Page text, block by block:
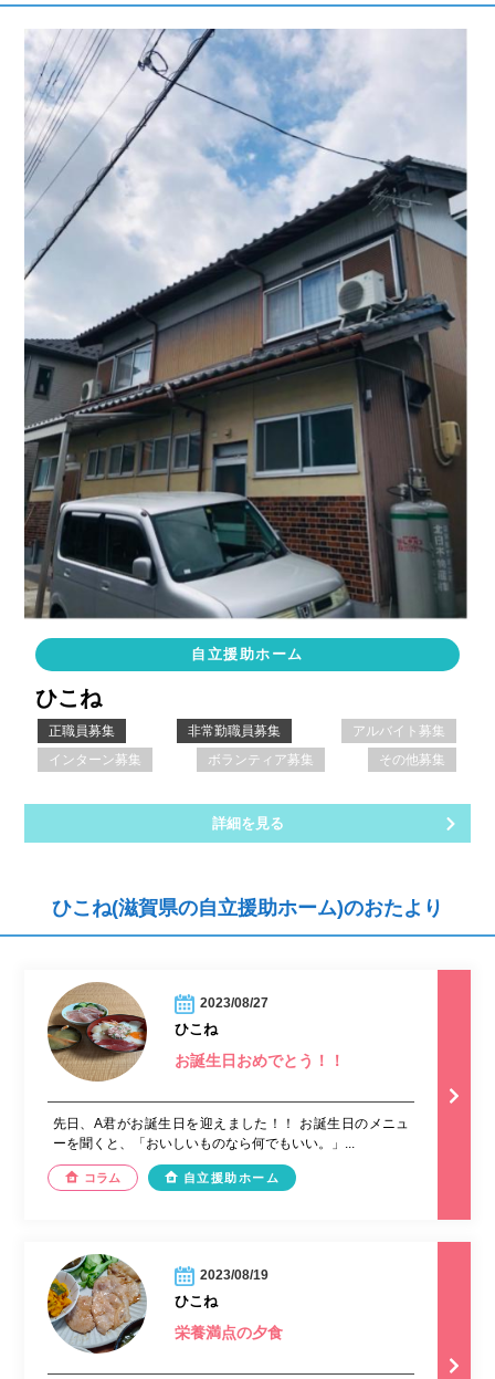
自立援助ホーム
ひこね
正職員募集 非常勤職員募集
アルバイト募集
インターン募集
ボランティア募集 その他募集
詳細を見る
ひこね(滋賀県の自立援助ホーム)のおたより
2023/08/27
ひこね
お誕生日おめでとう！！
先日、A君がお誕生日を迎えました！！ お誕生日のメニュ
ーを聞くと、「おいしいものなら何でもいい。」...
コラム 自立援助ホーム
2023/08/19
ひこね
栄養満点の夕食